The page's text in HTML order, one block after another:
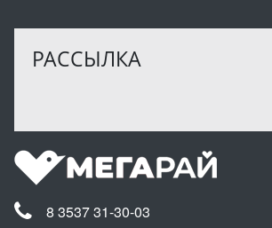
РАССЫЛКА
8 3537 31-30-03